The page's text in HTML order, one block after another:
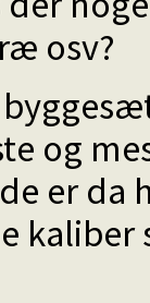
osv?
og
er da
kaliber